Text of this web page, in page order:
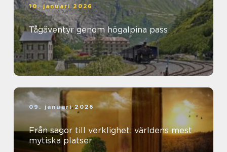
10. januari 2026
Tågäventyr genom högalpina pass
09. januari 2026
Från sagor till verklighet: världens mest
mytiska platser